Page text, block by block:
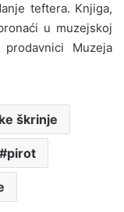
teftera. Knjiga,
u muzejskoj
Muzeja
škrinje
pirot